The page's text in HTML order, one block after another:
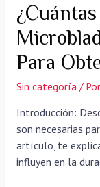
Para
Sin categoría / Por
Introducción:
son necesarias
artículo, te
influyen en la